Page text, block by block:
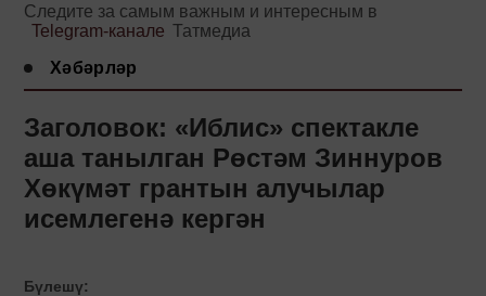
Следите за самым важным и интересным в
Telegram-канале Татмедиа
Хәбәрләр
Заголовок: «Иблис» спектакле
аша танылган Рөстәм Зиннуров
Хөкүмәт грантын алучылар
исемлегенә кергән
Бүлешү: